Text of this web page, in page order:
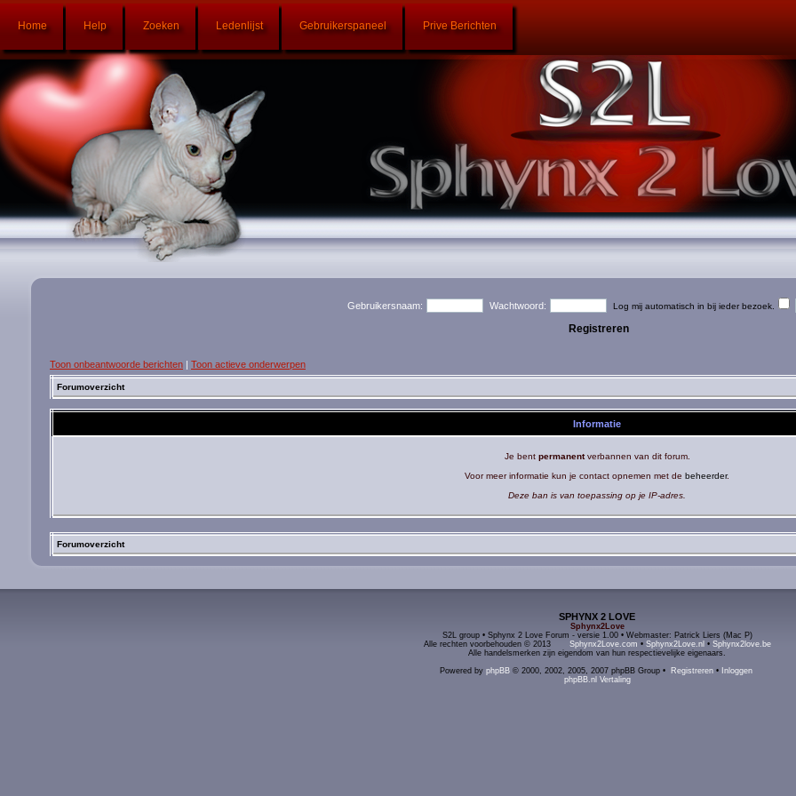
Home Help Zoeken Ledenlijst Gebruikerspaneel Prive Berichten
Gebruikersnaam: Wachtwoord: Log mij automatisch in bij ieder bezoek.
Registreren
Toon onbeantwoorde berichten | Toon actieve onderwerpen
Forumoverzicht
Informatie
Je bent permanentverbannen van dit forum.
Voor meer informatie kun je contact opnemen met de beheerder.
Deze ban is van toepassing op je IP-adres.
Forumoverzicht
SPHYNX 2 LOVE
Sphynx2Love
S2L group • Sphynx 2 Love Forum - versie 1.00 • Webmaster: Patrick Liers (Mac P)
Alle rechten voorbehouden © 2013 Sphynx2Love.com • Sphynx2Love.nl • Sphynx2love.be
Alle handelsmerken zijn eigendom van hun respectievelijke eigenaars.
Powered by phpBB© 2000, 2002, 2005, 2007 phpBB Group • Registreren• Inloggen
phpBB.nl Vertaling